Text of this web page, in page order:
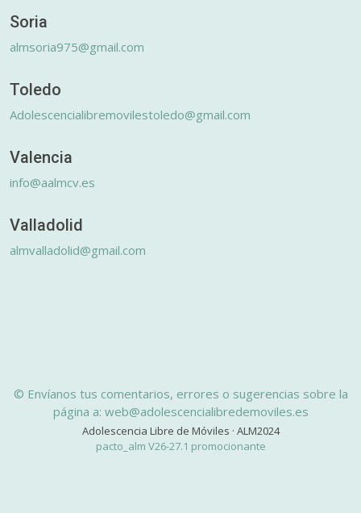
Soria
almsoria975@gmail.com
Toledo
Adolescencialibremovilestoledo@gmail.com
Valencia
info@aalmcv.es
Valladolid
almvalladolid@gmail.com
© Envíanos tus comentarios, errores o sugerencias sobre la
página a: web@adolescencialibredemoviles.es
Adolescencia Libre de Móviles · ALM2024
pacto_alm V26-27.1 promocionante